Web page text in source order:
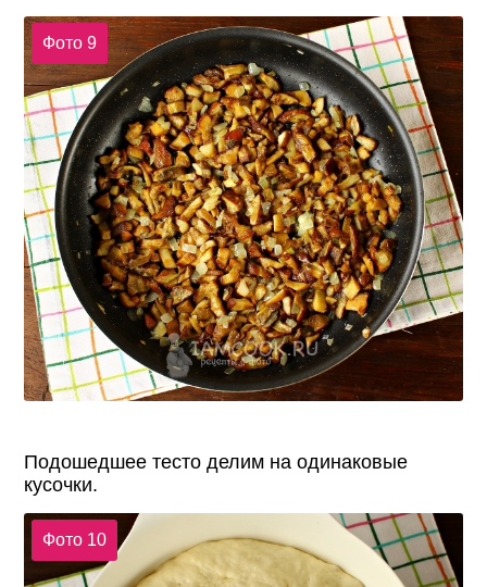
Фото 9
Подошедшее тесто делим на одинаковые
кусочки.
Фото 10